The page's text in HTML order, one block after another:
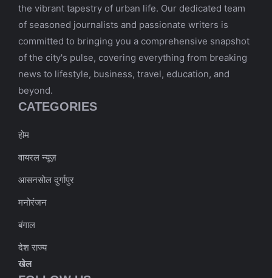
the vibrant tapestry of urban life. Our dedicated team
of seasoned journalists and passionate writers is
committed to bringing you a comprehensive snapshot
of the city's pulse, covering everything from breaking
news to lifestyle, business, travel, education, and
beyond.
CATEGORIES
होम
वायरल न्यूज़
आसनसोल दुर्गापुर
मनोरंजन
बंगाल
देश राज्य
खेल